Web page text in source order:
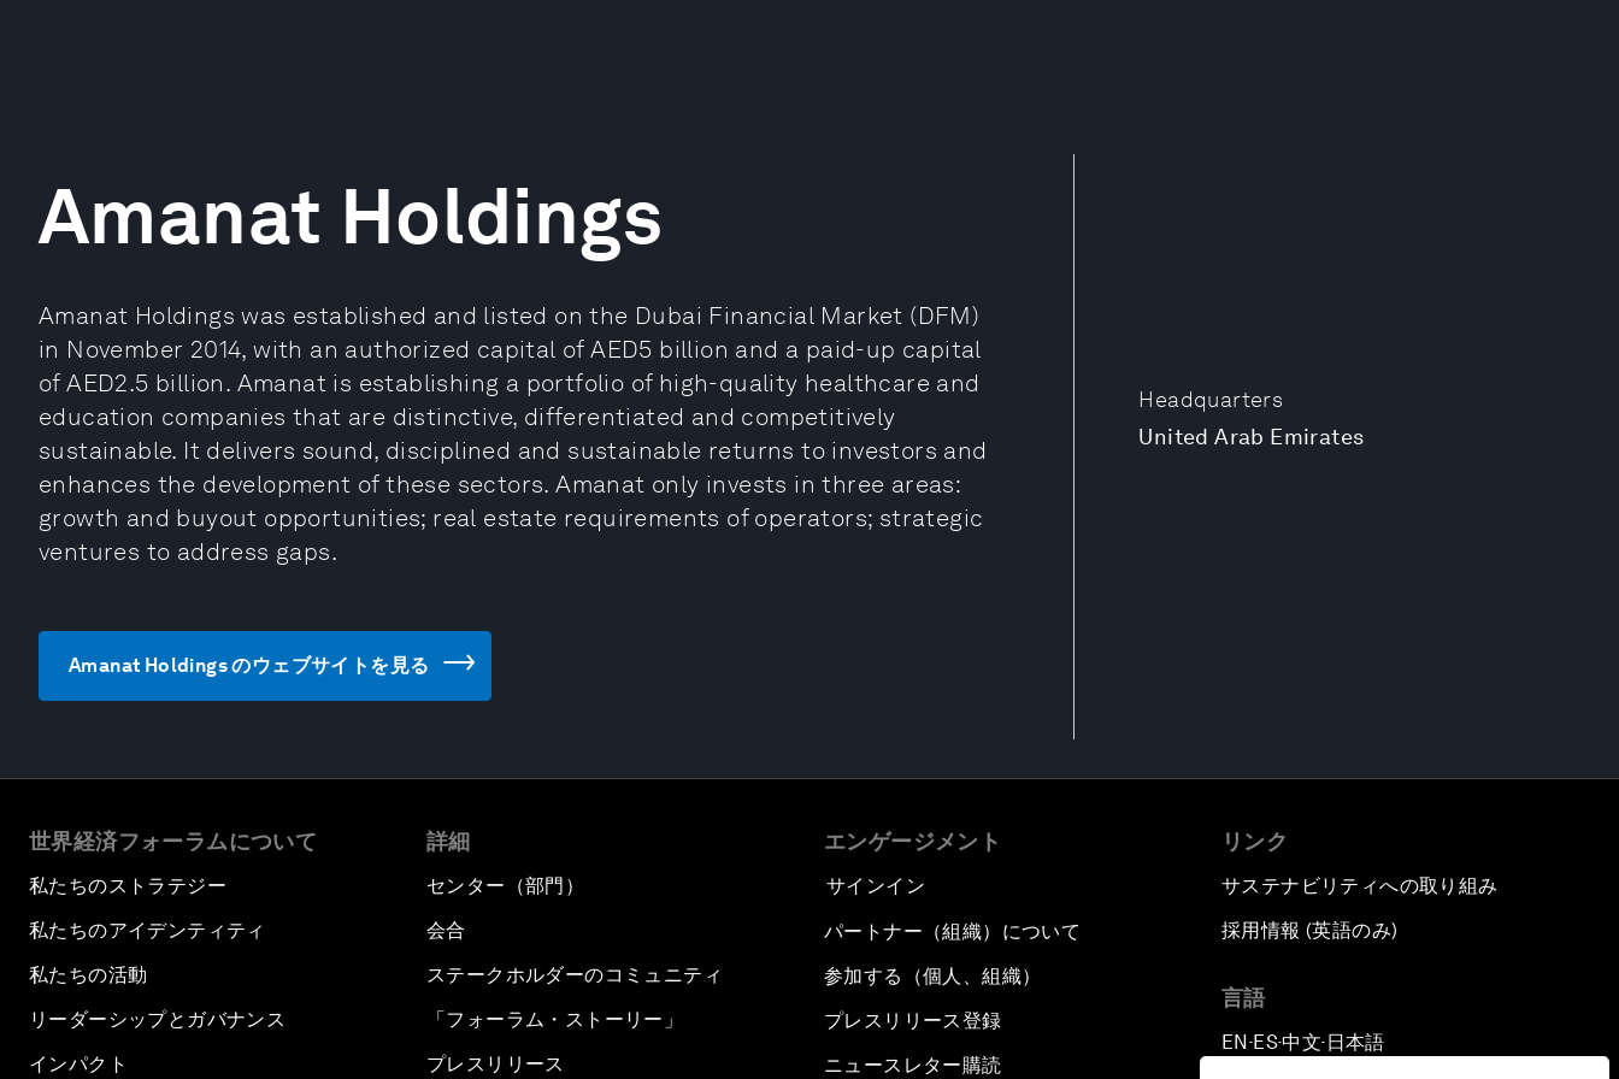
Headquarters
United Arab Emirates
Amanat Holdings
Amanat Holdings was established and listed on the Dubai Financial Market (DFM)
in November 2014, with an authorized capital of AED5 billion and a paid-up capital
of AED2.5 billion. Amanat is establishing a portfolio of high-quality healthcare and
education companies that are distinctive, differentiated and competitively
sustainable. It delivers sound, disciplined and sustainable returns to investors and
enhances the development of these sectors. Amanat only invests in three areas:
growth and buyout opportunities; real estate requirements of operators; strategic
ventures to address gaps.
Amanat Holdings のウェブサイトを見る
世界経済フォーラムについて
私たちのストラテジー
私たちのアイデンティティ
私たちの活動
リーダーシップとガバナンス
インパクト
詳細
センター（部門）
会合
ステークホルダーのコミュニティ
「フォーラム・ストーリー」
プレスリリース
エンゲージメント
サインイン
パートナー（組織）について
参加する（個人、組織）
プレスリリース登録
ニュースレター購読
リンク
サステナビリティへの取り組み
採用情報 (英語のみ)
言語
EN ▪ES▪中文▪ 日本語